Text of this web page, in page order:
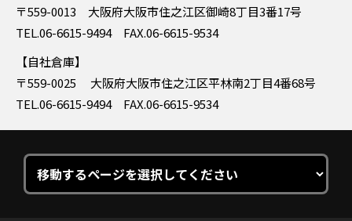
〒559-0013 大阪府大阪市住之江区御崎8丁目3番17号
TEL.06-6615-9494 FAX.06-6615-9534
自社倉庫
〒559-0025 大阪府大阪市住之江区平林南2丁目4番68号
TEL.06-6615-9494 FAX.06-6615-9534